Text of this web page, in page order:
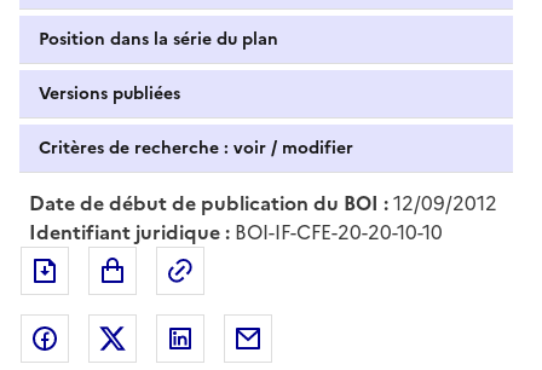
Position dans la série du plan
Versions publiées
Critères de recherche : voir / modifier
Date de début de publication du BOI :12/09/2012
Identifiant juridique : BOI-IF-CFE-20-20-10-10
Exporter le document au format pdf
Partager sur Facebook
Partager sur Twitter
Partager sur LinkedIn